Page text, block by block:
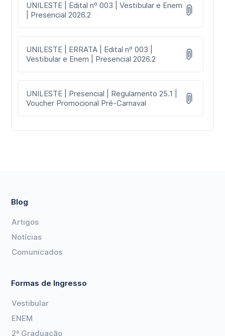
UNILESTE | Edital nº 003 | Vestibular e Enem
| Presencial 2026.2
UNILESTE | ERRATA | Edital nº 003 |
Vestibular e Enem | Presencial 2026.2
UNILESTE | Presencial | Regulamento 25.1 |
Voucher Promocional Pré-Carnaval
Blog
Artigos
Notícias
Comunicados
Formas de Ingresso
Vestibular
ENEM
2ª Graduação